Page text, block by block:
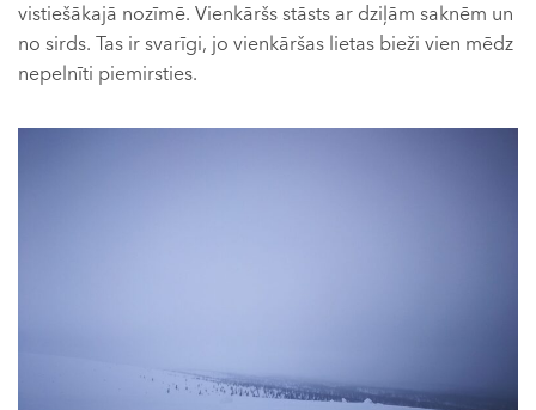
vistiešākajā nozīmē. Vienkāršs stāsts ar dziļām saknēm un
no sirds. Tas ir svarīgi, jo vienkāršas lietas bieži vien mēdz
nepelnīti piemirsties.